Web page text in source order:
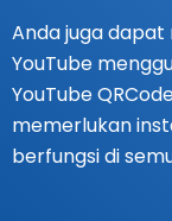
Anda juga dapat
YouTube
YouTube
memerlukan
berfungsi di